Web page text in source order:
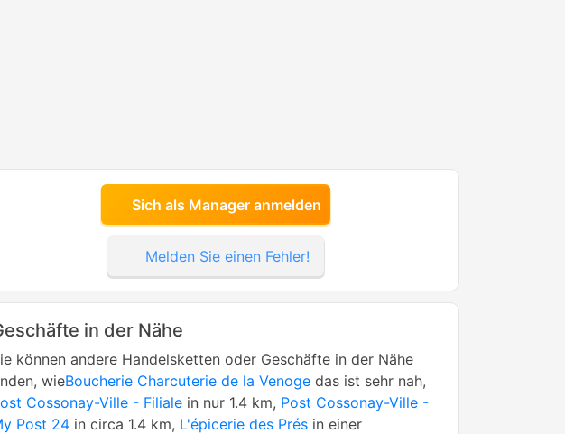
Sich als Manager anmelden
Melden Sie einen Fehler!
in der Nähe
können andere Handelsketten oder Geschäfte in der Nähe
wieBoucherie Charcuterie de la Venoge das ist sehr nah,
Cossonay-Ville - Filiale in nur 1.4 km, Post Cossonay-Ville -
Post 24 in circa 1.4 km, L'épicerie des Prés in einer